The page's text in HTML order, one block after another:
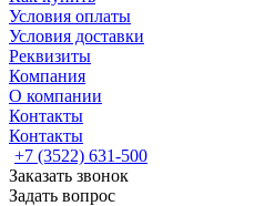
Условия оплаты
Условия доставки
Реквизиты
Компания
О компании
Контакты
Контакты
+7 (3522) 631-500
Заказать звонок
Задать вопрос